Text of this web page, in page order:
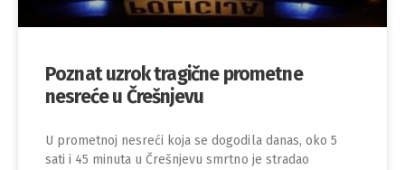
Poznat uzrok tragične prometne
nesreće u Črešnjevu
U prometnoj nesreći koja se dogodila danas, oko 5
sati i 45 minuta u Črešnjevu smrtno je stradao